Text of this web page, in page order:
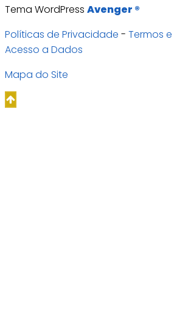
Tema WordPress Avenger ®
Políticas de Privacidade - Termos
Acesso a Dados
Mapa do Site